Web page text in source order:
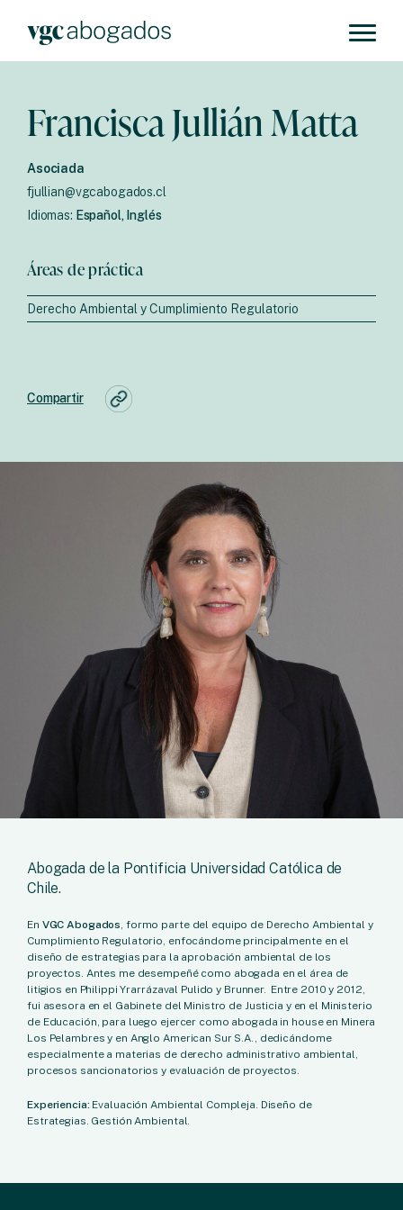
Francisca Jullián Matta
Asociada
fjullian@vgcabogados.cl
Idiomas: Español, Inglés
Áreas de práctica
Derecho Ambiental y Cumplimiento Regulatorio
Compartir
Abogada de la Pontificia Universidad Católica de
Chile.
En VGC Abogados , formo parte del equipo de Derecho Ambiental y
Cumplimiento Regulatorio, enfocándome principalmente en el
diseño de estrategias para la aprobación ambiental de los
proyectos. Antes me desempeñé como abogada en el área de
litigios en Philippi Yrarrázaval Pulido y Brunner. Entre 2010 y 2012,
fui asesora en el Gabinete del Ministro de Justicia y en el Ministerio
de Educación, para luego ejercer como abogada in house en Minera
Los Pelambres y en Anglo American Sur S.A., dedicándome
especialmente a materias de derecho administrativo ambiental,
procesos sancionatorios y evaluación de proyectos.
Experiencia: Evaluación Ambiental Compleja. Diseño de
Estrategias. Gestión Ambiental.